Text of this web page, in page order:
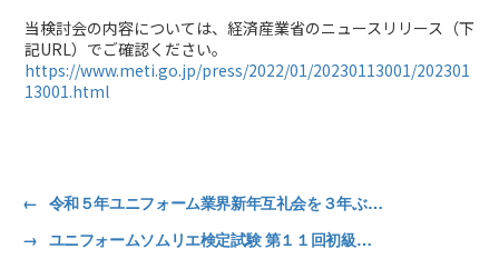
当検討会の内容については、経済産業省のニュースリリース（下
記URL）でご確認ください。
https://www.meti.go.jp/press/2022/01/20230113001/202301
13001.html
←
令和５年ユニフォーム業界新年互礼会を３年ぶりに開催
→
ユニフォームソムリエ検定試験 第１１回初級コース 大阪、東京、札幌で、初のハイブリッド開催